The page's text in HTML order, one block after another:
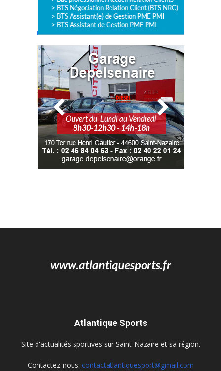
Atlantique Sports
Site d'actualités sportives sur Saint-Nazaire et sa région.
Contactez-nous: contactatlantiquesport@gmail.com